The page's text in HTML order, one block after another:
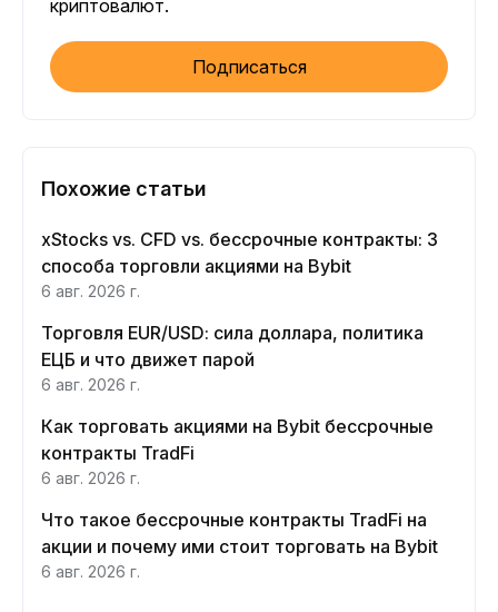
криптовалют.
Подписаться
Похожие статьи
xStocks vs. CFD vs. бессрочные контракты: 3
способа торговли акциями на Bybit
6 авг. 2026 г.
Торговля EUR/USD: сила доллара, политика
ЕЦБ и что движет парой
6 авг. 2026 г.
Как торговать акциями на Bybit бессрочные
контракты TradFi
6 авг. 2026 г.
Что такое бессрочные контракты TradFi на
акции и почему ими стоит торговать на Bybit
6 авг. 2026 г.